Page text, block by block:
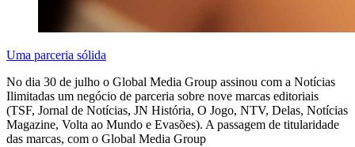
Uma parceria sólida
No dia 30 de julho o Global Media Group assinou com a Notícias
Ilimitadas um negócio de parceria sobre nove marcas editoriais
(TSF, Jornal de Notícias, JN História, O Jogo, NTV, Delas, Notícias
Magazine, Volta ao Mundo e Evasões). A passagem de titularidade
das marcas, com o Global Media Group